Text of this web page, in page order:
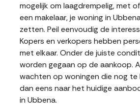
mogelijk om laagdrempelig, met
een makelaar, je woning in
zetten. Peil eenvoudig de
Kopers en verkopers hebben
met elkaar. Onder de juiste
worden gegaan op de aankoop.
wachten op woningen die nog te
dan eens naar het huidige
in Ubbena.